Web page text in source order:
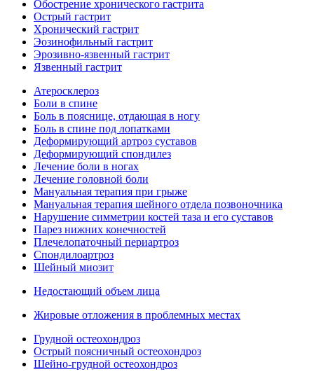
Обострение хронического гастрита
Острый гастрит
Хронический гастрит
Эозинофильный гастрит
Эрозивно-язвенный гастрит
Язвенный гастрит
Атеросклероз
Боли в спине
Боль в пояснице, отдающая в ногу
Боль в спине под лопатками
Деформирующий артроз суставов
Деформирующий спондилез
Лечение боли в ногах
Лечение головной боли
Мануальная терапия при грыже
Мануальная терапия шейного отдела позвоночника
Нарушение симметрии костей таза и его суставов
Парез нижних конечностей
Плечелопаточный периартроз
Спондилоартроз
Шейный миозит
Недостающий объем лица
Жировые отложения в проблемных местах
Грудной остеохондроз
Острый поясничный остеохондроз
Шейно-грудной остеохондроз